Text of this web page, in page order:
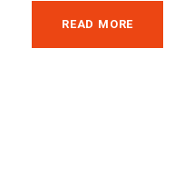
READ MORE